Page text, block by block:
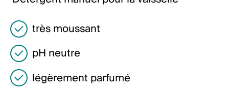
Italiano
English
Autriche
Deutsch
très moussant
pH neutre
légèrement parfumé